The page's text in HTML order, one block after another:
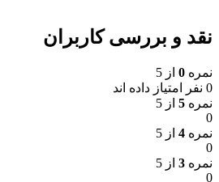
نقد و بررسی کاربران
نمره 0 از 5
0 نفر امتیاز داده اند
نمره 5 از 5
0
نمره 4 از 5
0
نمره 3 از 5
0